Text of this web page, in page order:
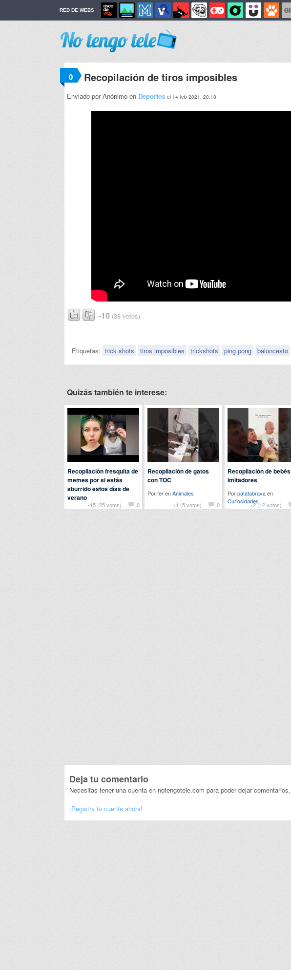
RED DE WEBS
0 Recopilación de tiros imposibles
Enviado por Anónimo en Deportes el 14 feb 2021, 20:18
-10 (38 votos)
Etiquetas: trick shots tiros imposibles trickshots ping pong baloncesto
Quizás también te interese:
-15 (25 votos) 0
Recopilación fresquita de
memes por si estás
aburrido estos días de
verano
Por Anónimo enHumor
+1 (5 votos) 0
Recopilación de gatos
con TOC
PorferenAnimales
+2 (12 votos)
Recopilación de bebés
imitadores
Porpatatabravaen
Curiosidades
Deja tu comentario
Necesitas tener una cuenta en notengotele.com para poder dejar comentarios.
¡Registra tu cuenta ahora!